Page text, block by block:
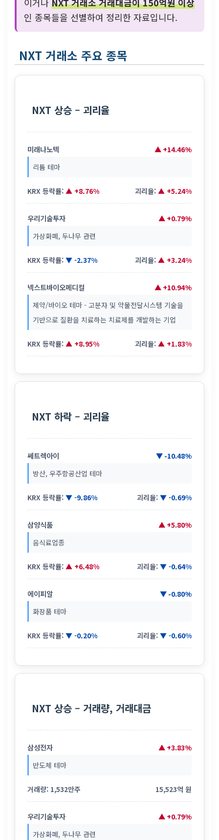
인 종목들을 선별하여 정리한 자료입니다.
NXT 거래소 주요 종목
NXT 상승 – 괴리율
미래나노텍 ▲ +14.46%
리튬 테마
KRX 등락률: ▲ +8.76% 괴리율: ▲ +5.24%
우리기술투자 ▲ +0.79%
가상화폐, 두나무 관련
KRX 등락률: ▼ -2.37% 괴리율: ▲ +3.24%
넥스트바이오메디컬 ▲ +10.94%
제약/바이오 테마 - 고분자 및 약물전달시스템 기술을
기반으로 질환을 치료하는 치료제를 개발하는 기업
KRX 등락률: ▲ +8.95% 괴리율: ▲ +1.83%
NXT 하락 – 괴리율
쎄트렉아이 ▼ -10.48%
방산, 우주항공산업 테마
KRX 등락률: ▼ -9.86% 괴리율: ▼ -0.69%
삼양식품 ▲ +5.80%
음식료업종
KRX 등락률: ▲ +6.48% 괴리율: ▼ -0.64%
에이피알 ▼ -0.80%
화장품 테마
KRX 등락률: ▼ -0.20% 괴리율: ▼ -0.60%
NXT 상승 – 거래량, 거래대금
삼성전자 ▲ +3.83%
반도체 테마
거래량: 1,532만주 15,523억 원
우리기술투자 ▲ +0.79%
가상화폐, 두나무 관련